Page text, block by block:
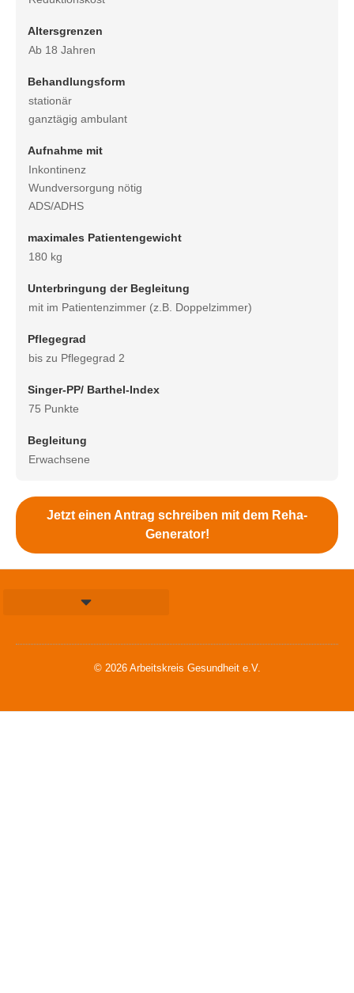
Altersgrenzen
Ab 18 Jahren
Behandlungsform
stationär
ganztägig ambulant
Aufnahme mit
Inkontinenz
Wundversorgung nötig
ADS/ADHS
maximales Patientengewicht
180 kg
Unterbringung der Begleitung
mit im Patientenzimmer (z.B. Doppelzimmer)
Pflegegrad
bis zu Pflegegrad 2
Singer-PP/ Barthel-Index
75 Punkte
Begleitung
Erwachsene
Jetzt einen Antrag schreiben mit dem Reha-
Generator!
© 2026 Arbeitskreis Gesundheit e.V.